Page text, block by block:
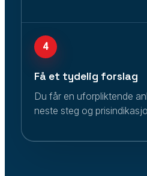
4
Få et tydelig forslag
Du får en uforpliktende
neste steg og